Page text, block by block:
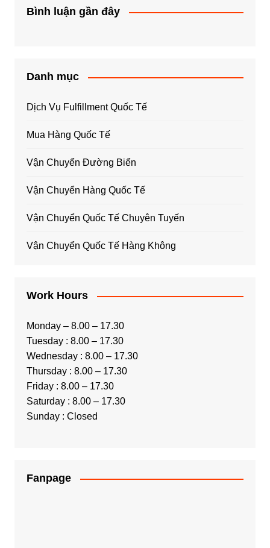
Bình luận gần đây
Danh mục
Dịch Vụ Fulfillment Quốc Tế
Mua Hàng Quốc Tế
Vận Chuyển Đường Biển
Vận Chuyển Hàng Quốc Tế
Vận Chuyển Quốc Tế Chuyên Tuyến
Vận Chuyển Quốc Tế Hàng Không
Work Hours
Monday – 8.00 – 17.30
Tuesday : 8.00 – 17.30
Wednesday : 8.00 – 17.30
Thursday : 8.00 – 17.30
Friday : 8.00 – 17.30
Saturday : 8.00 – 17.30
Sunday : Closed
Fanpage